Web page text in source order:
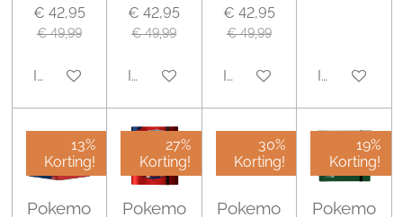
€ 42,95
€ 49,99
In winkelwagen
€ 42,95
€ 49,99
In winkelwagen
€ 42,95
€ 49,99
In winkelwagenIn
13%
Korting!
Pokemo
27%
Korting!
Pokemo
30%
Korting!
Pokemo
19%
Korting!
Pokemo